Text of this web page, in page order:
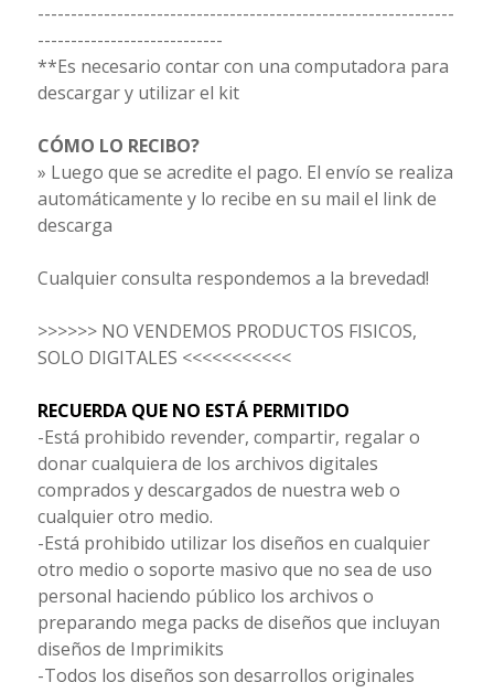
---------------------------------------------------------------
----------------------------
**Es necesario contar con una computadora para
descargar y utilizar el kit
CÓMO LO RECIBO?
» Luego que se acredite el pago. El envío se realiza
automáticamente y lo recibe en su mail el link de
descarga
Cualquier consulta respondemos a la brevedad!
>>>>>> NO VENDEMOS PRODUCTOS FISICOS,
SOLO DIGITALES <<<<<<<<<<<
RECUERDA QUE NO ESTÁ PERMITIDO
-Está prohibido revender, compartir, regalar o
donar cualquiera de los archivos digitales
comprados y descargados de nuestra web o
cualquier otro medio.
-Está prohibido utilizar los diseños en cualquier
otro medio o soporte masivo que no sea de uso
personal haciendo público los archivos o
preparando mega packs de diseños que incluyan
diseños de Imprimikits
-Todos los diseños son desarrollos originales